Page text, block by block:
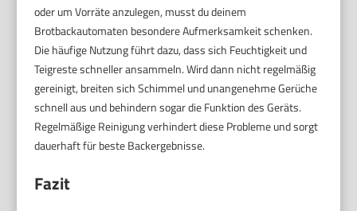
oder um Vorräte anzulegen, musst du deinem
Brotbackautomaten besondere Aufmerksamkeit schenken.
Die häufige Nutzung führt dazu, dass sich Feuchtigkeit und
Teigreste schneller ansammeln. Wird dann nicht regelmäßig
gereinigt, breiten sich Schimmel und unangenehme Gerüche
schnell aus und behindern sogar die Funktion des Geräts.
Regelmäßige Reinigung verhindert diese Probleme und sorgt
dauerhaft für beste Backergebnisse.
Fazit